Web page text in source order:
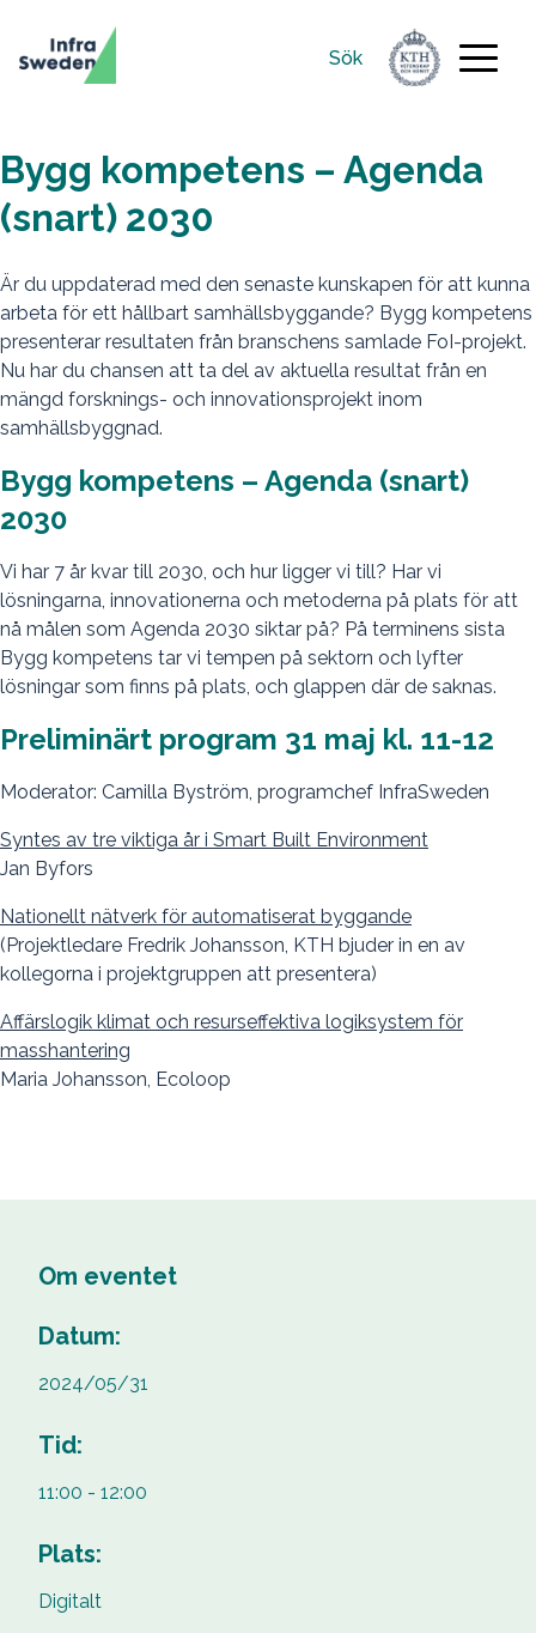
Sök
Sök
efter:
Bygg kompetens – Agenda
(snart) 2030
Är du uppdaterad med den senaste kunskapen för att kunna
arbeta för ett hållbart samhällsbyggande? Bygg kompetens
presenterar resultaten från branschens samlade FoI-projekt.
Nu har du chansen att ta del av aktuella resultat från en
mängd forsknings- och innovationsprojekt inom
samhällsbyggnad.
Bygg kompetens – Agenda (snart)
2030
Vi har 7 år kvar till 2030, och hur ligger vi till? Har vi
lösningarna, innovationerna och metoderna på plats för att
nå målen som Agenda 2030 siktar på? På terminens sista
Bygg kompetens tar vi tempen på sektorn och lyfter
lösningar som finns på plats, och glappen där de saknas.
Preliminärt program 31 maj kl. 11-12
Moderator: Camilla Byström, programchef InfraSweden
Syntes av tre viktiga år i Smart Built Environment
Jan Byfors
Nationellt nätverk för automatiserat byggande
(Projektledare Fredrik Johansson, KTH bjuder in en av
kollegorna i projektgruppen att presentera)
Affärslogik klimat och resurseffektiva logiksystem för
masshantering
Maria Johansson, Ecoloop
Om eventet
Datum:
2024/05/31
Tid:
11:00 - 12:00
Plats:
Digitalt